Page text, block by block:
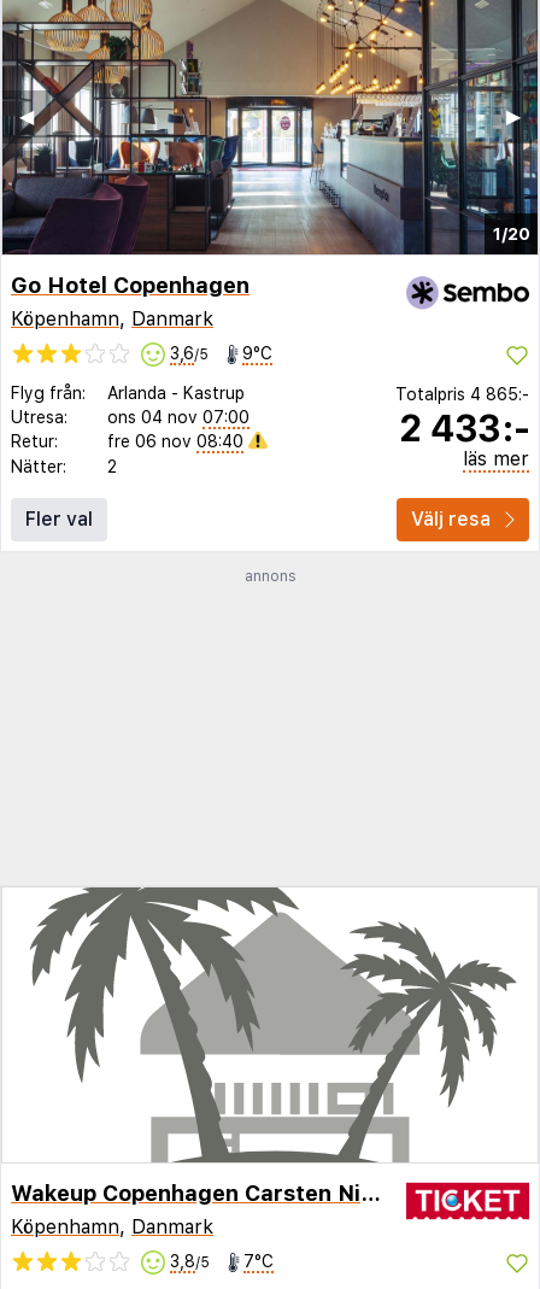
1/20
▶︎
◀︎
Go Hotel Copenhagen
Köpenhamn, Danmark
3,6/5 9°C
Flyg från: Arlanda - Kastrup
Utresa:
ons 04 nov 07:00
Retur:
fre 06 nov 08:40
Nätter:
2
Totalpris 4 865:-
2 433:-
läs mer
Fler val Välj resa
annons
Wakeup Copenhagen Carsten Niebuhrs Gade
Köpenhamn, Danmark
3,8/5 7°C